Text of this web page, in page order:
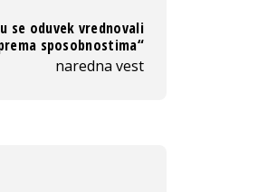
se oduvek vrednovali
sposobnostima“
naredna vest